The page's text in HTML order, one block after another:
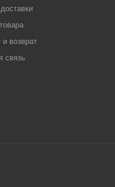
и возврат
связь